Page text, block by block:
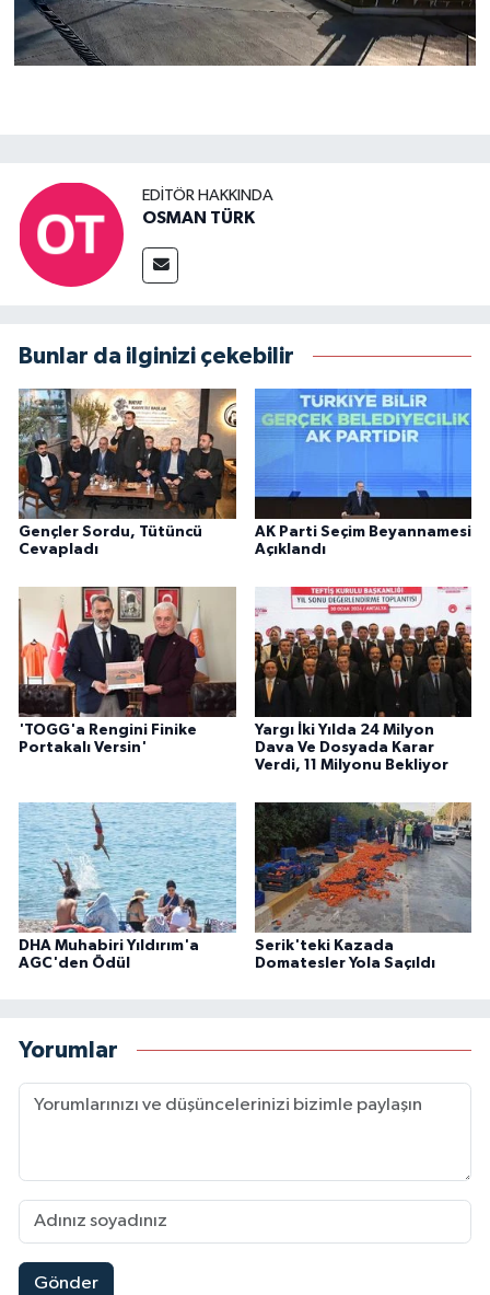
EDITÖR HAKKINDA
OSMAN TÜRK
Bunlar da ilginizi çekebilir
Gençler Sordu, Tütüncü
Cevapladı
AK Parti Seçim Beyannamesi
Açıklandı
'TOGG'a Rengini Finike
Portakalı Versin'
Yargı İki Yılda 24 Milyon
Dava Ve Dosyada Karar
Verdi, 11 Milyonu Bekliyor
DHA Muhabiri Yıldırım'a
AGC'den Ödül
Serik'teki Kazada
Domatesler Yola Saçıldı
Yorumlar
Gönder